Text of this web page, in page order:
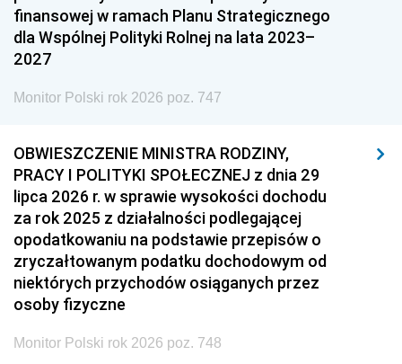
finansowej w ramach Planu Strategicznego
dla Wspólnej Polityki Rolnej na lata 2023–
2027
Monitor Polski rok 2026 poz. 747
OBWIESZCZENIE MINISTRA RODZINY,
PRACY I POLITYKI SPOŁECZNEJ z dnia 29
lipca 2026 r. w sprawie wysokości dochodu
za rok 2025 z działalności podlegającej
opodatkowaniu na podstawie przepisów o
zryczałtowanym podatku dochodowym od
niektórych przychodów osiąganych przez
osoby fizyczne
Monitor Polski rok 2026 poz. 748